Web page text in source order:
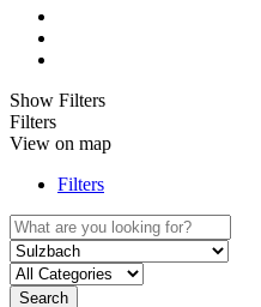
Show Filters
Filters
View on map
Filters
Search